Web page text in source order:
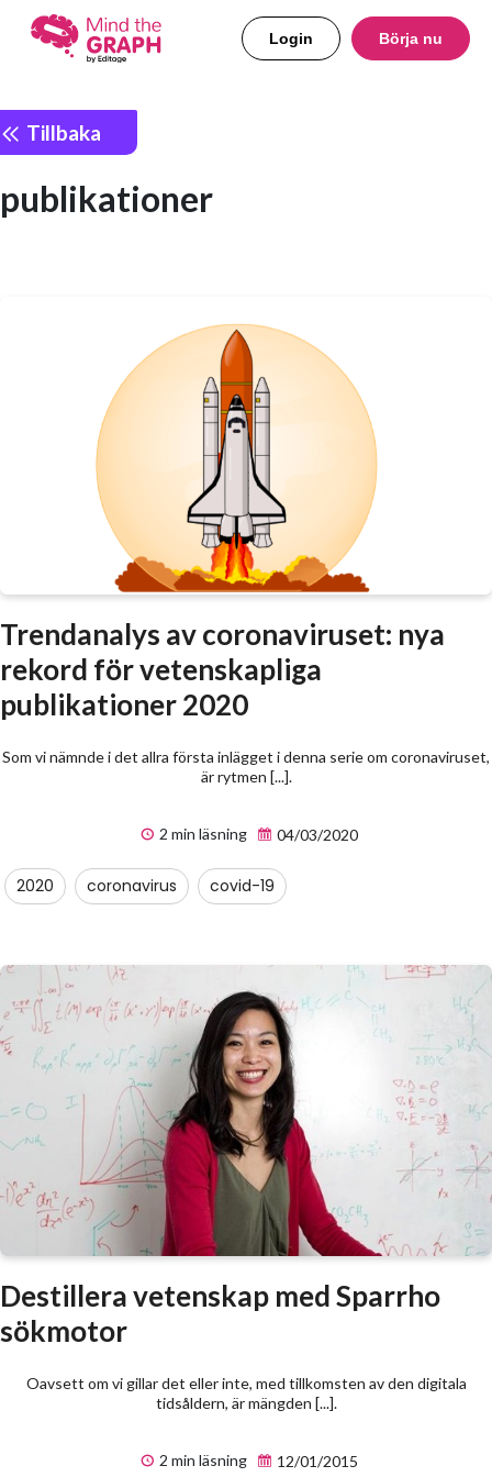
Login Börja nu
Tillbaka
publikationer
Trendanalys av coronaviruset: nya
rekord för vetenskapliga
publikationer 2020
Som vi nämnde i det allra första inlägget i denna serie om coronaviruset,
är rytmen [...].
2 min läsning 04/03/2020
2020 coronavirus covid-19
Destillera vetenskap med Sparrho
sökmotor
Oavsett om vi gillar det eller inte, med tillkomsten av den digitala
tidsåldern, är mängden [...].
2 min läsning 12/01/2015